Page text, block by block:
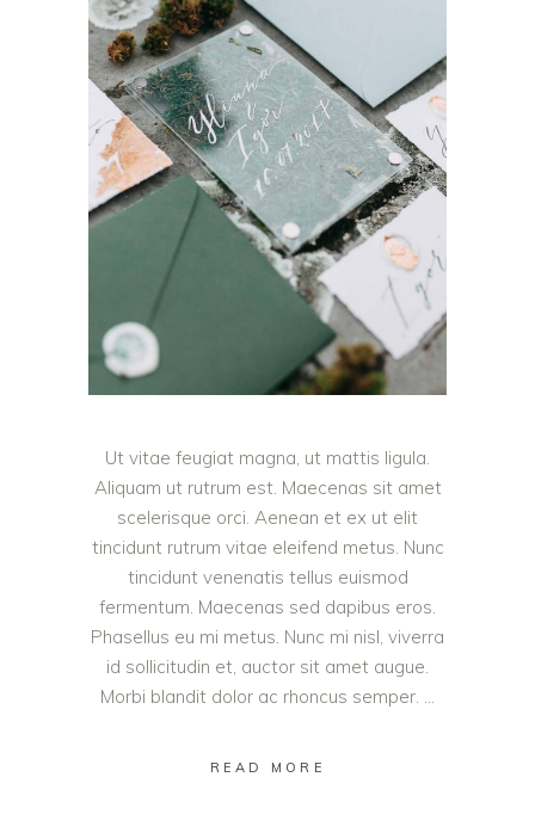
Ut vitae feugiat magna, ut mattis ligula.
Aliquam ut rutrum est. Maecenas sit amet
scelerisque orci. Aenean et ex ut elit
tincidunt rutrum vitae eleifend metus. Nunc
tincidunt venenatis tellus euismod
fermentum. Maecenas sed dapibus eros.
Phasellus eu mi metus. Nunc mi nisl, viverra
id sollicitudin et, auctor sit amet augue.
Morbi blandit dolor ac rhoncus semper.
READ MORE